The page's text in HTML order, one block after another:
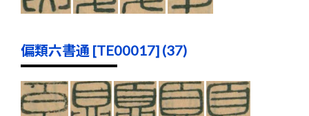
偏類六書通 [TE00017] (37)